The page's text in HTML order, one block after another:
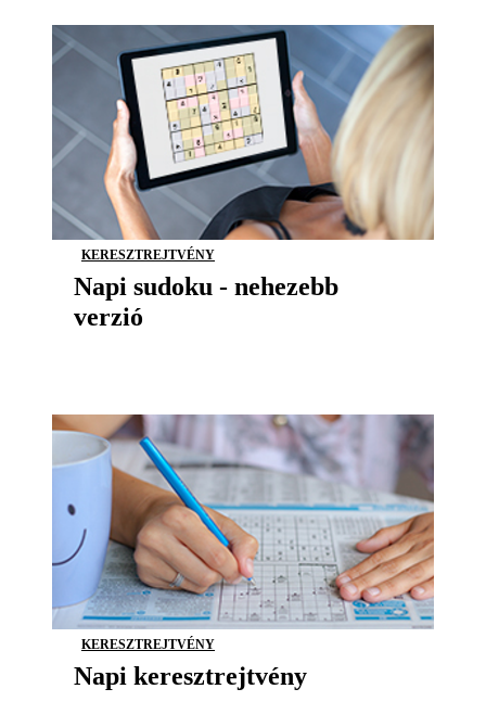
KERESZTREJTVÉNY
Napi sudoku - nehezebb
verzió
KERESZTREJTVÉNY
Napi keresztrejtvény